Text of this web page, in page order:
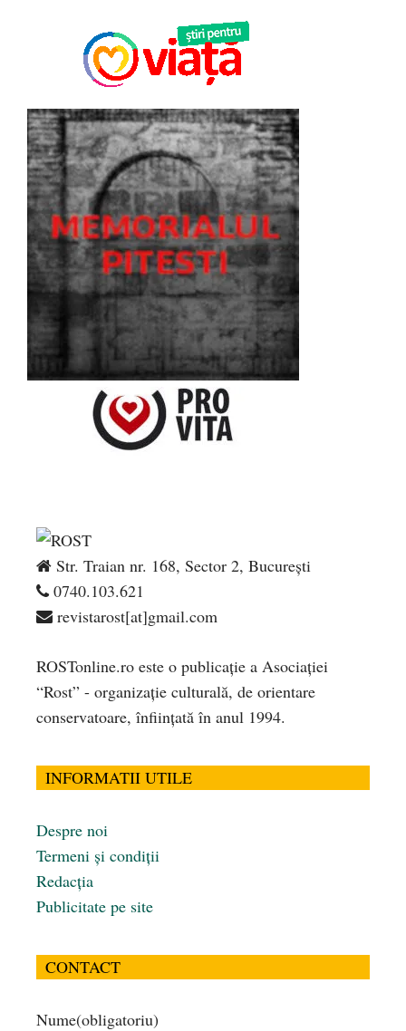
Str. Traian nr. 168, Sector 2, București
0740.103.621
revistarost[at]gmail.com
ROSTonline.ro este o publicaţie a Asociaţiei
“Rost” - organizaţie culturală, de orientare
conservatoare, înfiinţată în anul 1994.
INFORMATII UTILE
Despre noi
Termeni și condiții
Redacția
Publicitate pe site
CONTACT
Nume(obligatoriu)